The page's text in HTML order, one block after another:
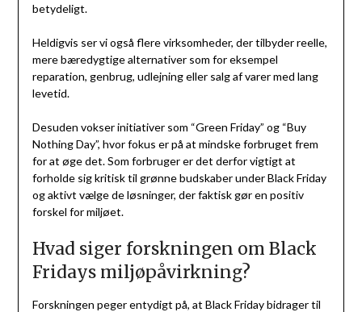
betydeligt.
Heldigvis ser vi også flere virksomheder, der tilbyder reelle,
mere bæredygtige alternativer som for eksempel
reparation, genbrug, udlejning eller salg af varer med lang
levetid.
Desuden vokser initiativer som “Green Friday” og “Buy
Nothing Day”, hvor fokus er på at mindske forbruget frem
for at øge det. Som forbruger er det derfor vigtigt at
forholde sig kritisk til grønne budskaber under Black Friday
og aktivt vælge de løsninger, der faktisk gør en positiv
forskel for miljøet.
Hvad siger forskningen om Black
Fridays miljøpåvirkning?
Forskningen peger entydigt på, at Black Friday bidrager til